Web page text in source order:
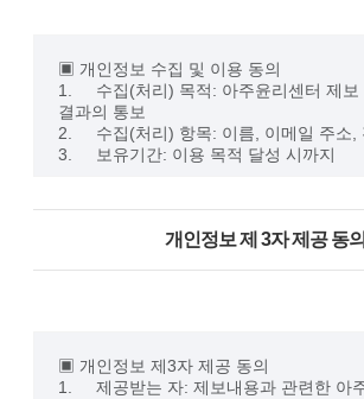
개인정보 제 3자 제공 동의